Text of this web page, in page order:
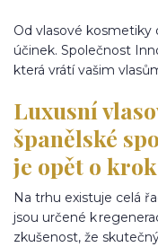
Od vlasové
účinek. Společnost
která vrátí vašim
Luxusní
španělské
je opět o
Na trhu existuje celá
jsou určené k
zkušenost, že